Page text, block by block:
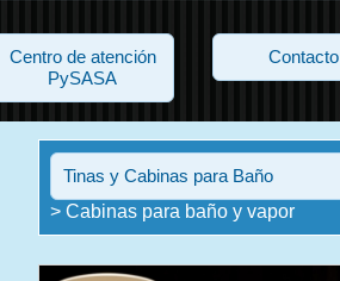
Centro de atención
PySASA
Contacto
Tinas y Cabinas para Baño
> Cabinas para baño y vapor